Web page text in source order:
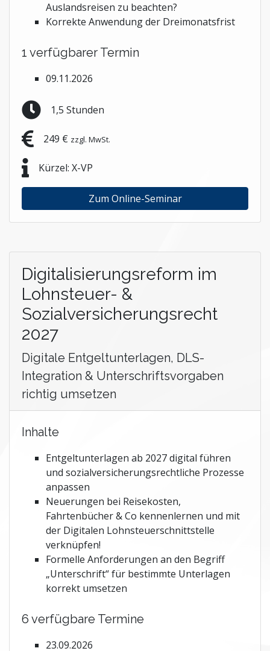
Auslandsreisen zu beachten?
Korrekte Anwendung der Dreimonatsfrist
1 verfügbarer Termin
09.11.2026
1,5 Stunden
249 € zzgl. MwSt.
Kürzel: X-VP
Zum Online-Seminar
Digitalisierungsreform im
Lohnsteuer- &
Sozialversicherungsrecht
2027
Digitale Entgeltunterlagen, DLS-
Integration & Unterschriftsvorgaben
richtig umsetzen
Inhalte
Entgeltunterlagen ab 2027 digital führen
und sozialversicherungsrechtliche Prozesse
anpassen
Neuerungen bei Reisekosten,
Fahrtenbücher & Co kennenlernen und mit
der Digitalen Lohnsteuerschnittstelle
verknüpfen!
Formelle Anforderungen an den Begriff
„Unterschrift“ für bestimmte Unterlagen
korrekt umsetzen
6 verfügbare Termine
23.09.2026